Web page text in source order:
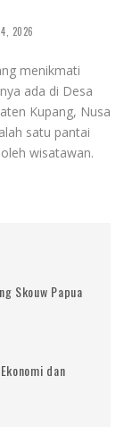
2026
menikmati
ada di Desa
Kupang, Nusa
satu pantai
wisatawan.
Skouw Papua
dan